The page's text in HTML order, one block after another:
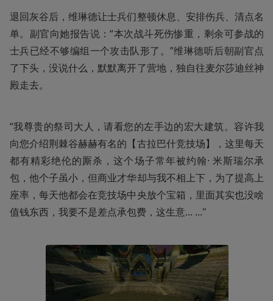
退回灰谷后，维琳德让士兵们整顿休息、安排伤兵、清点名
单。副官向她报告说：“本次战斗死伤惨重，剩余可参战的
士兵已经不够编组一个攻击队形了。”维琳德听后朝副官点
了下头，没说什么，默默离开了营地，独自往麦尔莎迪丝神
殿走去。
“我尊贵的祭司大人，请看您的左手边的宏大建筑。容许我
向您介绍荆棘谷赫赫有名的【古拉巴什竞技场】，这里每天
都有精彩绝伦的厮杀，这个场子常年被约翰· 米斯瑞尔承
包，他个子虽小，但商业才华却与我不相上下，为了提高上
座率，每天他都会在竞技场中央放个宝箱，里面其实也没啥
值钱东西，我要不是差点承包费，这生意... ..."